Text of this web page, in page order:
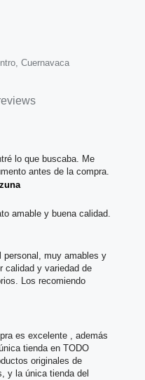
Cuernavaca
lo que buscaba. Me
antes de la compra.
amable y buena calidad.
personal, muy amables y
calidad y variedad de
Los recomiendo
es excelente , además
tienda en TODO
originales de
y la única tienda del